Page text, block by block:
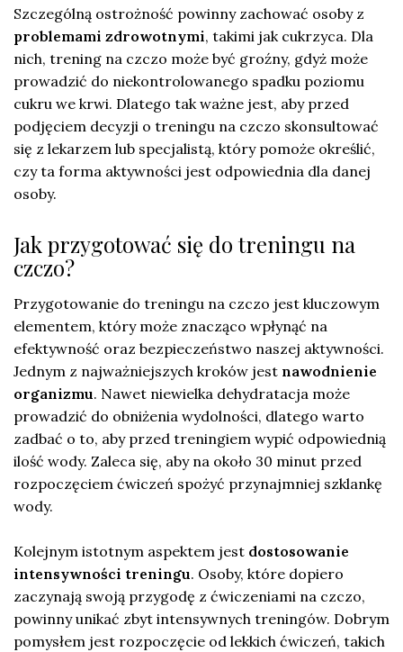
Szczególną ostrożność powinny zachować osoby z
problemami zdrowotnymi, takimi jak cukrzyca. Dla
nich, trening na czczo może być groźny, gdyż może
prowadzić do niekontrolowanego spadku poziomu
cukru we krwi. Dlatego tak ważne jest, aby przed
podjęciem decyzji o treningu na czczo skonsultować
się z lekarzem lub specjalistą, który pomoże określić,
czy ta forma aktywności jest odpowiednia dla danej
osoby.
Jak przygotować się do treningu na
czczo?
Przygotowanie do treningu na czczo jest kluczowym
elementem, który może znacząco wpłynąć na
efektywność oraz bezpieczeństwo naszej aktywności.
Jednym z najważniejszych kroków jest nawodnienie
organizmu. Nawet niewielka dehydratacja może
prowadzić do obniżenia wydolności, dlatego warto
zadbać o to, aby przed treningiem wypić odpowiednią
ilość wody. Zaleca się, aby na około 30 minut przed
rozpoczęciem ćwiczeń spożyć przynajmniej szklankę
wody.
Kolejnym istotnym aspektem jest dostosowanie
intensywności treningu. Osoby, które dopiero
zaczynają swoją przygodę z ćwiczeniami na czczo,
powinny unikać zbyt intensywnych treningów. Dobrym
pomysłem jest rozpoczęcie od lekkich ćwiczeń, takich